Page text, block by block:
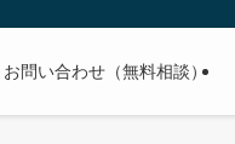
お問い合わせ（無料相談）